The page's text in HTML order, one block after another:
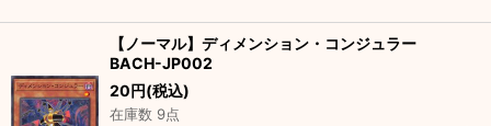
【ノーマル】ディメンション・コンジュラー
BACH-JP002
20円(税込)
在庫数 9点